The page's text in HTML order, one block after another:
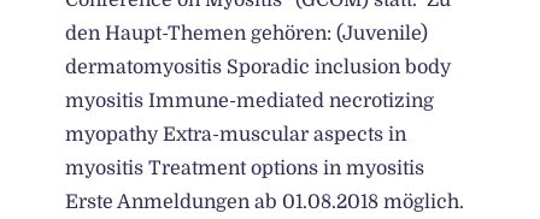
den Haupt-Themen gehören: (Juvenile)
dermatomyositis Sporadic inclusion body
myositis Immune-mediated necrotizing
myopathy Extra-muscular aspects in
myositis Treatment options in myositis
Erste Anmeldungen ab 01.08.2018 möglich.